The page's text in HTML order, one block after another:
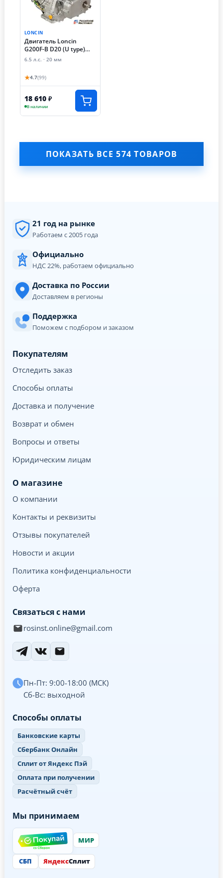
LONCIN
Двигатель Loncin
G200F-B D20 (U type)
(6.5 лс, автоматическое
6.5 л.с. · 20 мм
★4.7(99)
18 610 ₽
В наличии
ПОКАЗАТЬ ВСЕ 574 ТОВАРОВ
21 год на рынке
Работаем с 2005 года
Официально
НДС 22%, работаем официально
Доставка по России
Доставляем в регионы
Поддержка
Поможем с подбором и заказом
Покупателям
Отследить заказ
Способы оплаты
Доставка и получение
Возврат и обмен
Вопросы и ответы
Юридическим лицам
О магазине
О компании
Контакты и реквизиты
Отзывы покупателей
Новости и акции
Политика конфиденциальности
Оферта
Связаться с нами
rosinst.online@gmail.com
Пн-Пт: 9:00-18:00 (МСК)
Сб-Вс: выходной
Способы оплаты
Банковские карты
Сбербанк Онлайн
Сплит от Яндекс Пэй
Оплата при получении
Расчётный счёт
Мы принимаем
МИР
СБП ЯндексСплит